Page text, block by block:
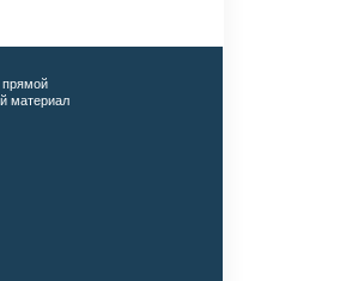
прямой
материал